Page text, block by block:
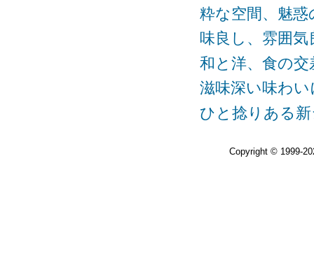
粋な空間、魅惑
味良し、雰囲気
和と洋、食の交
滋味深い味わい
ひと捻りある
Copyright © 1999-